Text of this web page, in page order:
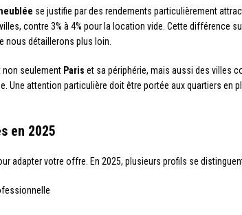
se justifie par des rendements particulièrement
contre 3% à 4% pour la location vide. Cette différence
nous détaillerons plus loin.
non seulement Paris et sa périphérie, mais aussi des villes
Une attention particulière doit être portée aux quartiers en
en 2025
adapter votre offre. En 2025, plusieurs profils se